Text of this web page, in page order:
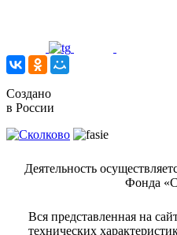
Создано
в России
Деятельность
Фонда
Вся представленная на
технических